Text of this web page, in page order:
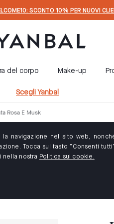
SCONTO 10% PER NUOVI
del corpo Make-up
Scegli Yanbal
Rosa E Musk
navigazione nel sito web,
Tocca sul tasto “Consenti
nella nostra Politica sui cookie.